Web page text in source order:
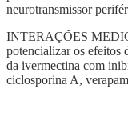
neurotransmissor
INTERAÇÕES
potencializar os efeitos
da ivermectina com
ciclosporina A,